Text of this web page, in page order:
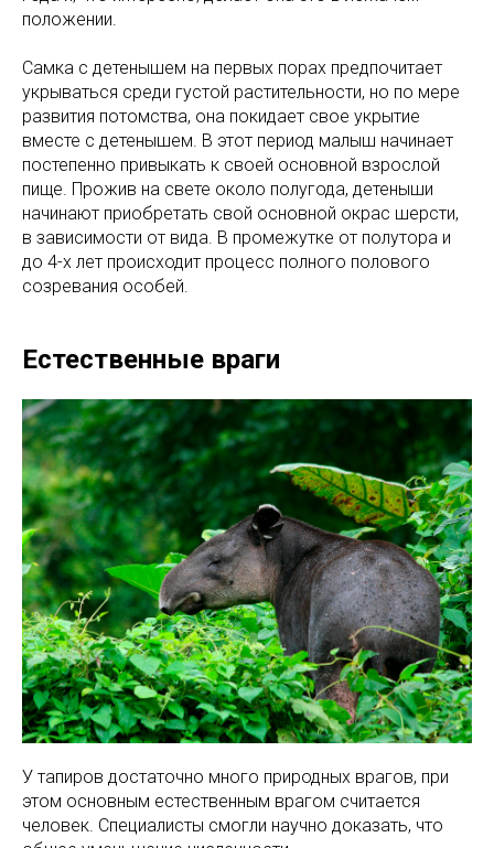
положении.
Самка с детенышем на первых порах предпочитает
укрываться среди густой растительности, но по мере
развития потомства, она покидает свое укрытие
вместе с детенышем. В этот период малыш начинает
постепенно привыкать к своей основной взрослой
пище. Прожив на свете около полугода, детеныши
начинают приобретать свой основной окрас шерсти,
в зависимости от вида. В промежутке от полутора и
до 4-х лет происходит процесс полного полового
созревания особей.
Естественные враги
У тапиров достаточно много природных врагов, при
этом основным естественным врагом считается
человек. Специалисты смогли научно доказать, что